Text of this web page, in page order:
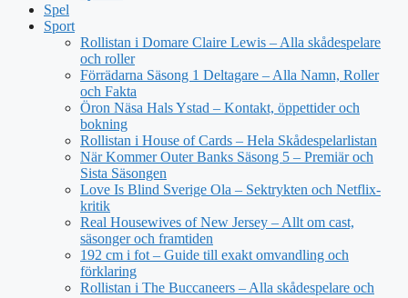
Spel
Sport
Rollistan i Domare Claire Lewis – Alla skådespelare
och roller
Förrädarna Säsong 1 Deltagare – Alla Namn, Roller
och Fakta
Öron Näsa Hals Ystad – Kontakt, öppettider och
bokning
Rollistan i House of Cards – Hela Skådespelarlistan
När Kommer Outer Banks Säsong 5 – Premiär och
Sista Säsongen
Love Is Blind Sverige Ola – Sektrykten och Netflix-
kritik
Real Housewives of New Jersey – Allt om cast,
säsonger och framtiden
192 cm i fot – Guide till exakt omvandling och
förklaring
Rollistan i The Buccaneers – Alla skådespelare och